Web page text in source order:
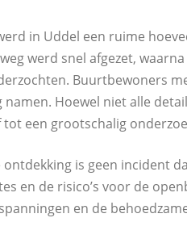
in Uddel een ruime
werd snel afgezet,
Buurtbewoners
namen. Hoewel niet alle
tot een grootschalig
ontdekking is geen incident
en de risico’s voor de
en de